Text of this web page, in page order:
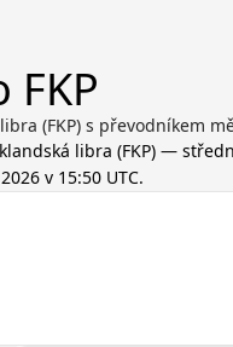
FKP
(FKP) s převodníkem
libra (FKP) —
v 15:50 UTC.